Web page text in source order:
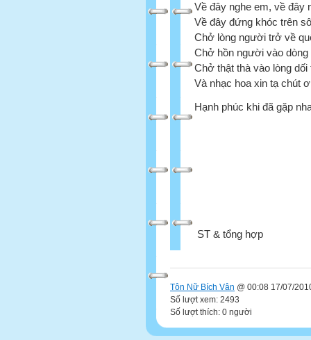
Về đây nghe em, về đây
Về đây đứng khóc trên
Chở lòng người trở về
Chở hồn người vào dòng
Chở thật thà vào lòng dối
Và nhạc hoa xin tạ chút
Hạnh phúc khi đã gặp
ST & tổng hợp
Tôn Nữ Bích Vân @ 00:08 17/07/
Số lượt xem: 2493
Số lượt thích: 0 người